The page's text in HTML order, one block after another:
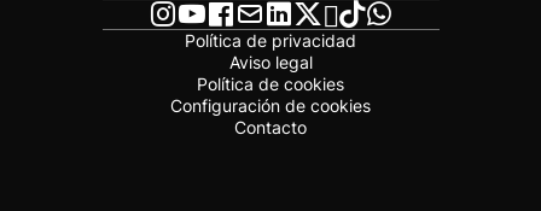
Política de privacidad
Aviso legal
Política de cookies
Configuración de cookies
Contacto